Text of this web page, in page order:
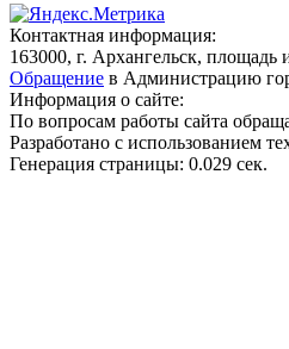
Контактная информация:
163000, г. Архангельск,
Обращение в Администрацию
Информация о сайте:
По вопросам работы сайта
Разработано с использованием
Генерация страницы: 0.029 сек.